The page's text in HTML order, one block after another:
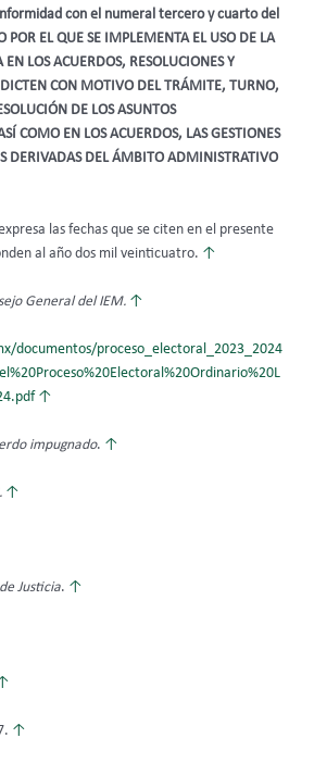
con el numeral tercero y cuarto del
POR EL QUE SE IMPLEMENTA EL USO DE LA
LOS ACUERDOS, RESOLUCIONES Y
DICTEN CON MOTIVO DEL TRÁMITE, TURNO,
DE LOS ASUNTOS
COMO EN LOS ACUERDOS, LAS GESTIONES
DERIVADAS DEL ÁMBITO ADMINISTRATIVO
las fechas que se citen en el presente
al año dos mil veinticuatro. ↑
General del IEM. ↑
documentos/proceso_electoral_2023_2024
↑
impugnado. ↑
↑
Justicia. ↑
↑